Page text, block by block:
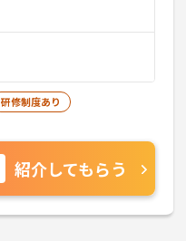
研修制度あり
紹介してもらう